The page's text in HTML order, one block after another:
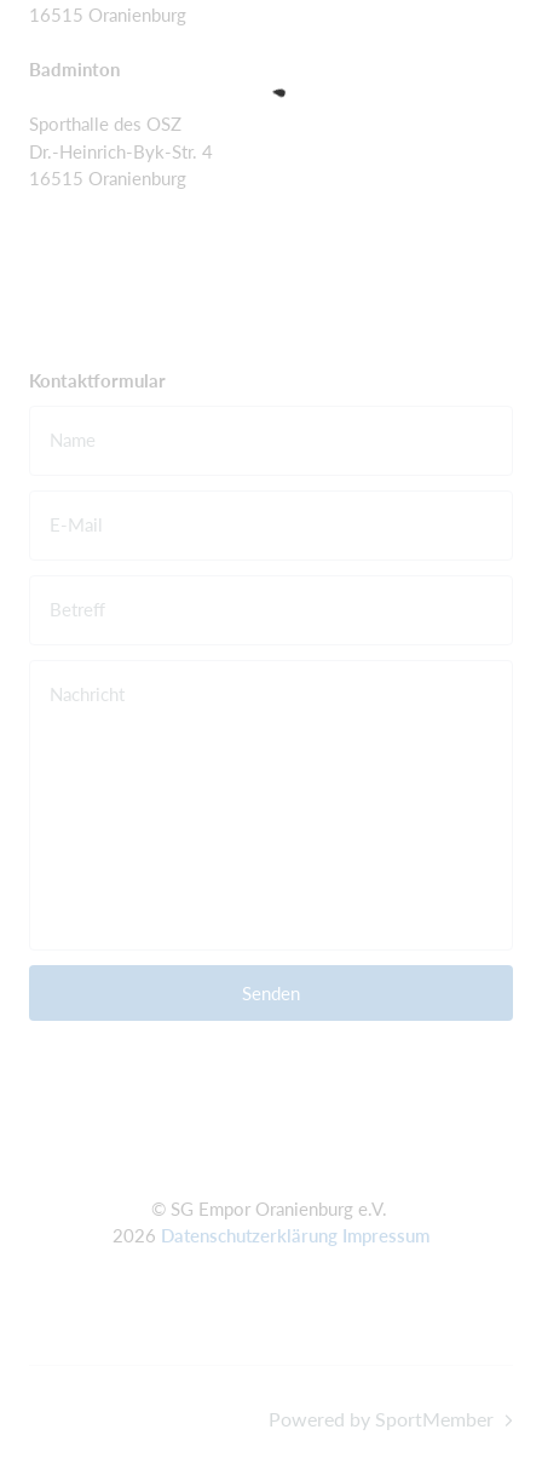
16515 Oranienburg
Badminton
Sporthalle des OSZ
Dr.-Heinrich-Byk-Str. 4
16515 Oranienburg
Kontaktformular
Name
E-Mail
Betreff
Nachricht
Senden
© SG Empor Oranienburg e.V.
2026 Datenschutzerklärung Impressum
Powered by SportMember